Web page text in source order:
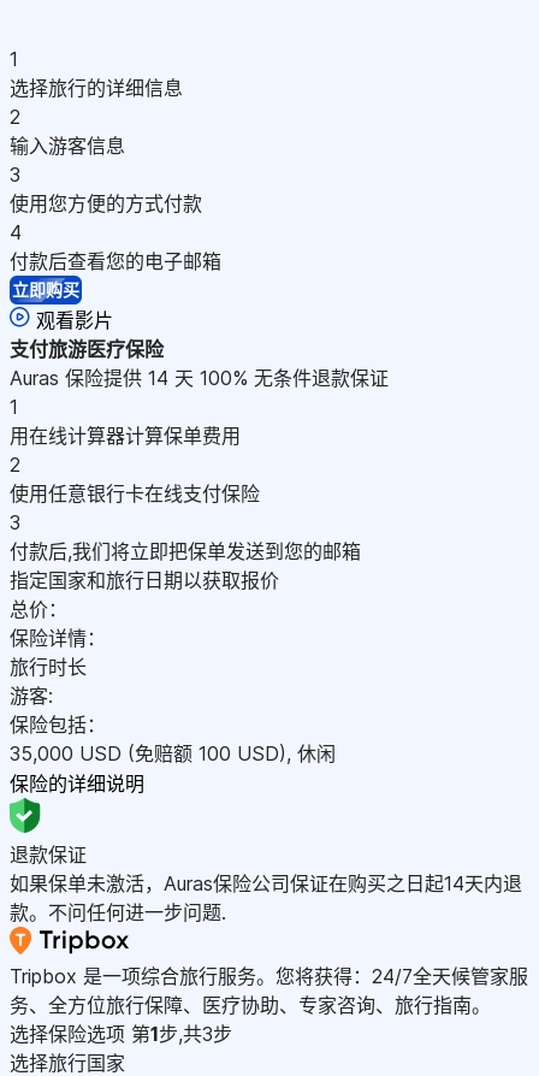
1
选择旅行的详细信息
2
输入游客信息
3
使用您方便的方式付款
4
付款后查看您的电子邮箱
立即购买
观看影片
支付旅游医疗保险
Auras 保险提供 14 天 100% 无条件退款保证
1
用在线计算器计算保单费用
2
使用任意银行卡在线支付保险
3
付款后,我们将立即把保单发送到您的邮箱
指定国家和旅行日期以获取报价
总价：
保险详情：
旅行时长
游客:
保险包括：
35,000 USD (免赔额 100 USD), 休闲
保险的详细说明
退款保证
如果保单未激活，Auras保险公司保证在购买之日起14天内退
款。不问任何进一步问题.
Tripbox 是一项综合旅行服务。您将获得：24/7全天候管家服
务、全方位旅行保障、医疗协助、专家咨询、旅行指南。
选择保险选项 第1步,共3步
选择旅行国家